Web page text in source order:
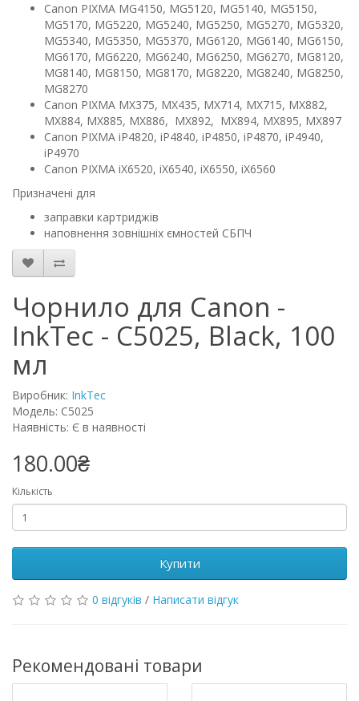
Canon PIXMA MG4150, MG5120, MG5140, MG5150,
MG5170, MG5220, MG5240, MG5250, MG5270, MG5320,
MG5340, MG5350, MG5370, MG6120, MG6140, MG6150,
MG6170, MG6220, MG6240, MG6250, MG6270, MG8120,
MG8140, MG8150, MG8170, MG8220, MG8240, MG8250,
MG8270
Canon PIXMA MX375, MX435, MX714, MX715, MX882,
MX884, MX885, MX886, MX892, MX894, MX895, MX897
Canon PIXMA iP4820, iP4840, iP4850, iP4870, iP4940,
iP4970
Canon PIXMA iX6520, iX6540, iX6550, iX6560
Призначені для
заправки картриджів
наповнення зовнішніх ємностей СБПЧ
Чорнило для Canon -
InkTec - C5025, Black, 100
мл
Виробник: InkTec
Модель: C5025
Наявність: Є в наявності
180.00₴
Кількість
Купити
0 відгуків / Написати відгук
Рекомендовані товари